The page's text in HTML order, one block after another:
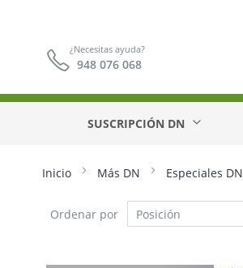
¿Necesitas ayuda?
948 076 068
SUSCRIPCIÓN DN
Inicio Más DN Especiales DN
Ordenar por